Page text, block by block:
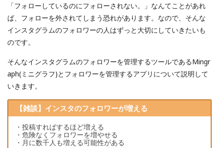
「フォローしているのにフォローされない。」なんてことがあれ
ば、フォローを外されてしまう恐れがあります。なので、そんな
インスタグラムのフォロワーの人はずっと大切にしていきたいも
のです。
そんなインスタグラムのフォロワーを管理するツールであるMingr
aph(ミニグラフ)とフォロワーを管理するアプリについて説明して
いきます。
【雑談】インスタのフォロワーが増える
・投稿すればするほど増える
・危険なくフォロワーを増やせる
・月に数千人も増える可能性がある